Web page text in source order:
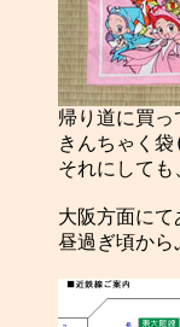
きんちゃく
それにして
大阪方面に
昼過ぎ頃から